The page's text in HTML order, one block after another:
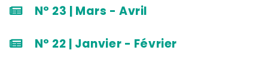
N° 23 | Mars - Avril
N° 22 | Janvier - Février